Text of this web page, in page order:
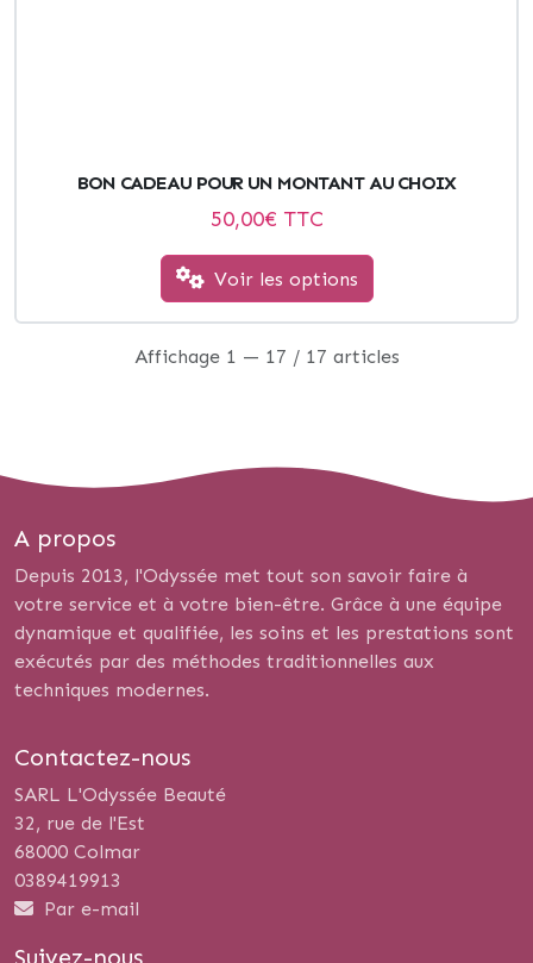
BON CADEAU POUR UN MONTANT AU CHOIX
50,00€ TTC
Voir les options
Affichage 1 — 17 / 17 articles
A propos
Depuis 2013, l'Odyssée met tout son savoir faire à
votre service et à votre bien-être. Grâce à une équipe
dynamique et qualifiée, les soins et les prestations sont
exécutés par des méthodes traditionnelles aux
techniques modernes.
Contactez-nous
SARL L'Odyssée Beauté
32, rue de l'Est
68000 Colmar
0389419913
Par e-mail
Suivez-nous